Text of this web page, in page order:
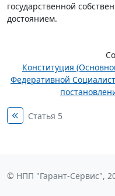
государственной
достоянием.
Конституция
Федеративной
Статья 5
© НПП "Гарант-Сервис",